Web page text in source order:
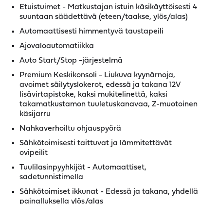
Etuistuimet - Matkustajan istuin käsikäyttöisesti 4
suuntaan säädettävä (eteen/taakse, ylös/alas)
Automaattisesti himmentyvä taustapeili
Ajovaloautomatiikka
Auto Start/Stop -järjestelmä
Premium Keskikonsoli - Liukuva kyynärnoja,
avoimet säilytyslokerot, edessä ja takana 12V
lisävirtapistoke, kaksi mukitelinettä, kaksi
takamatkustamon tuuletuskanavaa, Z-muotoinen
käsijarru
Nahkaverhoiltu ohjauspyörä
Sähkötoimisesti taittuvat ja lämmitettävät
ovipeilit
Tuulilasinpyyhkijät - Automaattiset,
sadetunnistimella
Sähkötoimiset ikkunat - Edessä ja takana, yhdellä
painalluksella ylös/alas